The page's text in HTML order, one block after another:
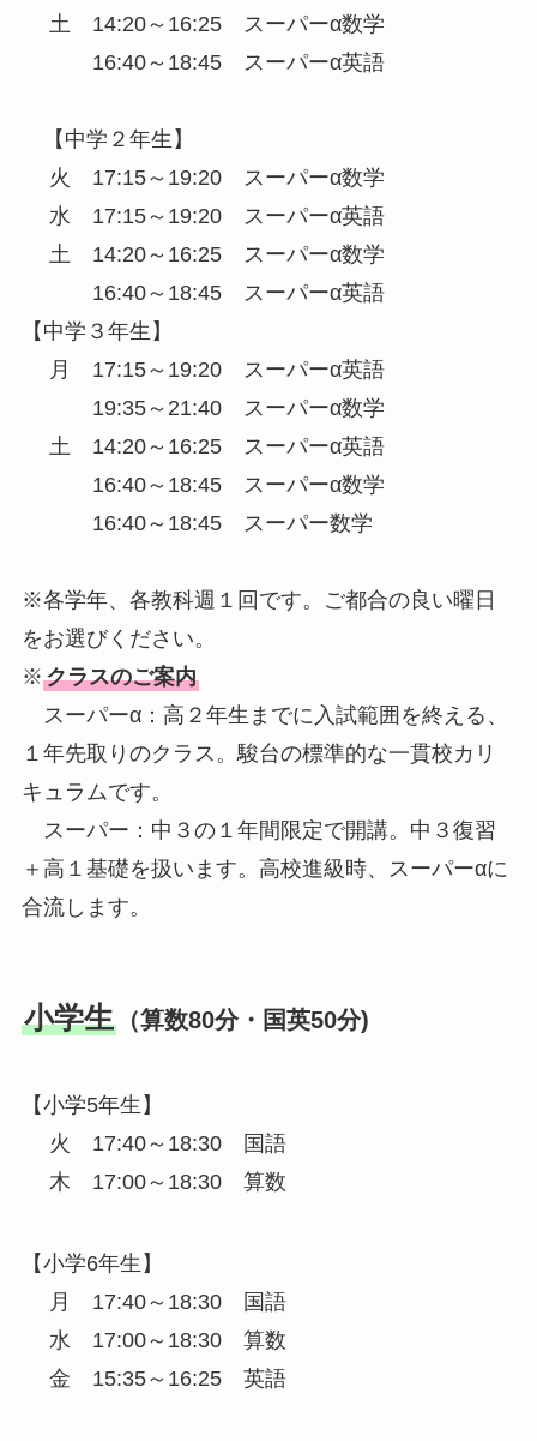
土 14:20～16:25 スーパーα数学
16:40～18:45 スーパーα英語
【中学２年生】
火 17:15～19:20 スーパーα数学
水 17:15～19:20 スーパーα英語
土 14:20～16:25 スーパーα数学
16:40～18:45 スーパーα英語
【中学３年生】
月 17:15～19:20 スーパーα英語
19:35～21:40 スーパーα数学
土 14:20～16:25 スーパーα英語
16:40～18:45 スーパーα数学
16:40～18:45 スーパー数学
※各学年、各教科週１回です。ご都合の良い曜日
をお選びください。
※クラスのご案内
スーパーα：高２年生までに入試範囲を終える、
１年先取りのクラス。駿台の標準的な一貫校カリ
キュラムです。
スーパー：中３の１年間限定で開講。中３復習
＋高１基礎を扱います。高校進級時、スーパーαに
合流します。
小学生（算数80分・国英50分)
【小学5年生】
火 17:40～18:30 国語
木 17:00～18:30 算数
【小学6年生】
月 17:40～18:30 国語
水 17:00～18:30 算数
金 15:35～16:25 英語